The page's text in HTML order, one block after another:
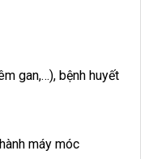
gan,…), bệnh huyết
máy móc